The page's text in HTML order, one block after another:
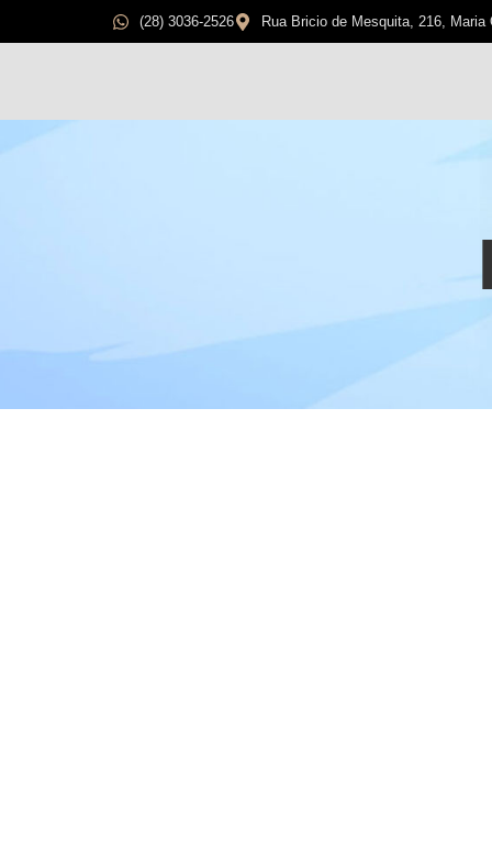
(28) 3036-2526 Rua Bricio de Mesquita, 216,